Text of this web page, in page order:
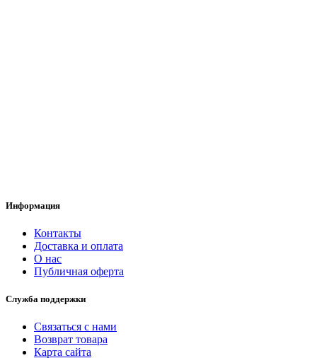
Информация
Контакты
Доставка и оплата
О нас
Публичная оферта
Служба поддержки
Связаться с нами
Возврат товара
Карта сайта